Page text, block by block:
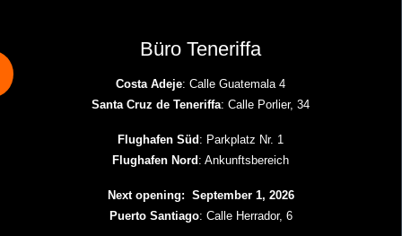
Büro Teneriffa
Costa Adeje: Calle Guatemala 4
Santa Cruz de Teneriffa: Calle Porlier, 34
Flughafen Süd : Parkplatz Nr. 1
Flughafen Nord : Ankunftsbereich
Next opening: September 1, 2026
Puerto Santiago: Calle Herrador, 6